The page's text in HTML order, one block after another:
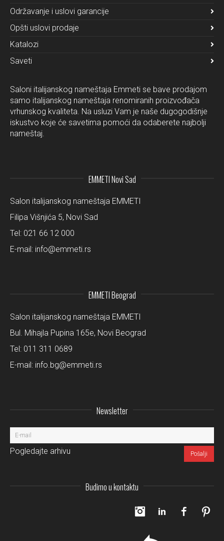
Održavanje i uslovi garancije
Opšti uslovi prodaje
Katalozi
Saveti
Saloni italijanskog nameštaja Emmeti se bave prodajom
samo italijanskog nameštaja renomiranih proizvođača
vrhunskog kvaliteta. Na usluzi Vam je naše dugogodišnje
iskustvo koje će savetima pomoći da odaberete najbolji
nameštaj.
EMMETI Novi Sad
Salon italijanskog nameštaja EMMETI
Filipa Višnjića 5, Novi Sad
Tel: 021 66 12 000
E-mail: info@emmeti.rs
EMMETI Beograd
Salon italijanskog nameštaja EMMETI
Bul. Mihajla Pupina 165e, Novi Beograd
Tel: 011 311 0689
E-mail: info.bg@emmeti.rs
Newsletter
Pogledajte arhivu
Budimo u kontaktu
InstagramLinkedIn